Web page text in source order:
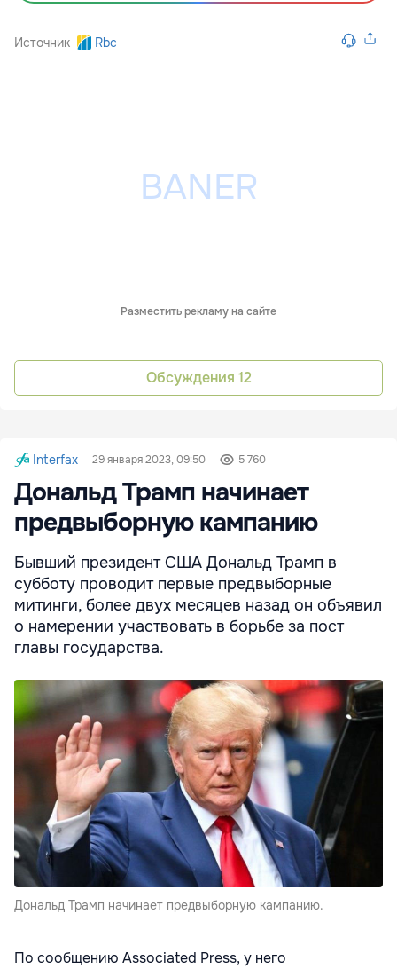
Источник Rbc
Разместить рекламу на сайте
Обсуждения 12
Interfax 29 января 2023, 09:50 5 760
Дональд Трамп начинает
предвыборную кампанию
Бывший президент США Дональд Трамп в
субботу проводит первые предвыборные
митинги, более двух месяцев назад он объявил
о намерении участвовать в борьбе за пост
главы государства.
Дональд Трамп начинает предвыборную кампанию.
По сообщению Associated Press, у него